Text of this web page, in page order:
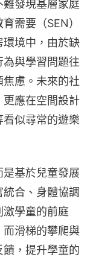
發現基層家庭
需要（SEN）
境中，由於缺
與學習問題往
慮。未來的社
應在空間設計
看似尋常的遊樂
基於兒童發展
合、身體協調
學童的前庭
滑梯的攀爬與
，提升學童的